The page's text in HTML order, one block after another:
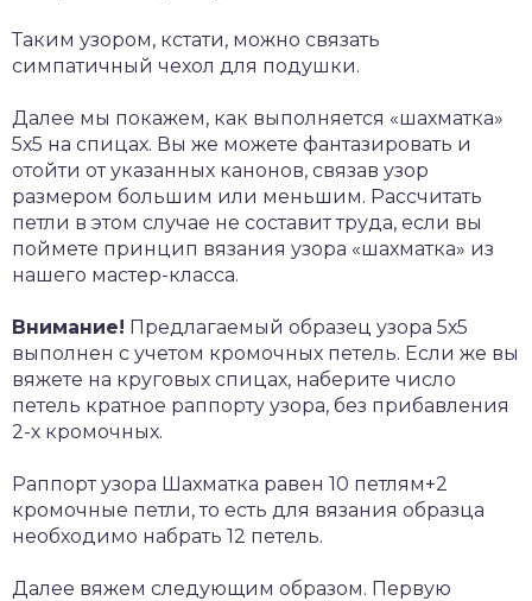
Таким узором, кстати, можно связать
симпатичный чехол для подушки.
Далее мы покажем, как выполняется «шахматка»
5х5 на спицах. Вы же можете фантазировать и
отойти от указанных канонов, связав узор
размером большим или меньшим. Рассчитать
петли в этом случае не составит труда, если вы
поймете принцип вязания узора «шахматка» из
нашего мастер-класса.
Внимание! Предлагаемый образец узора 5х5
выполнен с учетом кромочных петель. Если же вы
вяжете на круговых спицах, наберите число
петель кратное раппорту узора, без прибавления
2-х кромочных.
Раппорт узора Шахматка равен 10 петлям+2
кромочные петли, то есть для вязания образца
необходимо набрать 12 петель.
Далее вяжем следующим образом. Первую